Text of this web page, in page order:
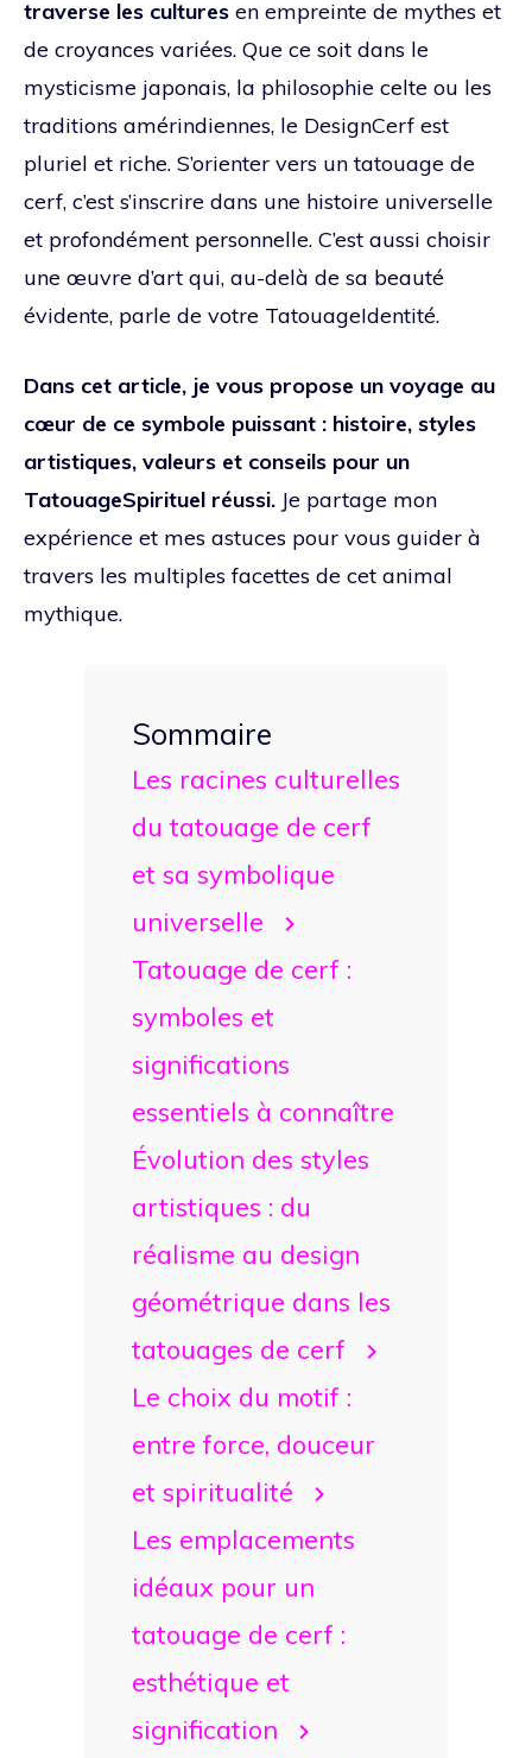
traverse les cultures en empreinte de mythes et
de croyances variées. Que ce soit dans le
mysticisme japonais, la philosophie celte ou les
traditions amérindiennes, le DesignCerf est
pluriel et riche. S’orienter vers un tatouage de
cerf, c’est s’inscrire dans une histoire universelle
et profondément personnelle. C’est aussi choisir
une œuvre d’art qui, au-delà de sa beauté
évidente, parle de votre TatouageIdentité.
Dans cet article, je vous propose un voyage au
cœur de ce symbole puissant : histoire, styles
artistiques, valeurs et conseils pour un
TatouageSpirituel réussi. Je partage mon
expérience et mes astuces pour vous guider à
travers les multiples facettes de cet animal
mythique.
Sommaire
Les racines culturelles
du tatouage de cerf
et sa symbolique
universelle
Tatouage de cerf :
symboles et
significations
essentiels à connaître
Évolution des styles
artistiques : du
réalisme au design
géométrique dans les
tatouages de cerf
Le choix du motif :
entre force, douceur
et spiritualité
Les emplacements
idéaux pour un
tatouage de cerf :
esthétique et
signification